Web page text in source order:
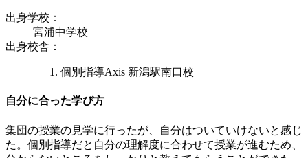
出身学校 ：
宮浦中学校
出身校舎 ：
個別指導Axis 新潟駅南口校
自分に合った学び方
集団の授業の見学に行ったが、自分はついていけないと感じ
た。個別指導だと自分の理解度に合わせて授業が進むため、